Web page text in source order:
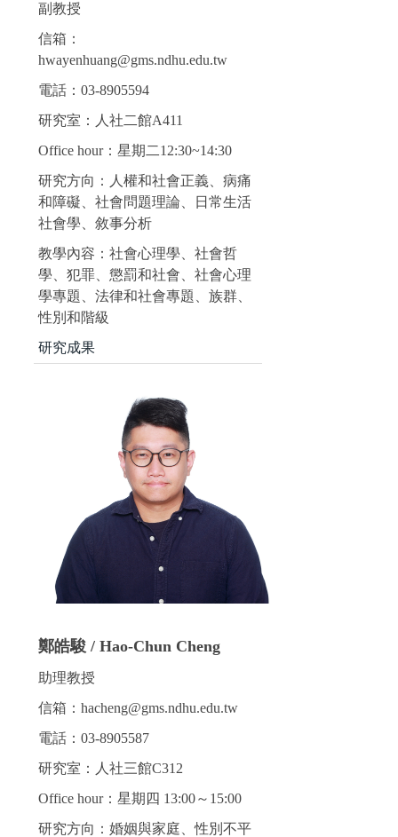
副教授
信箱：
hwayenhuang@gms.ndhu.edu.tw
電話：03-8905594
研究室：人社二館A411
Office hour：星期二12:30~14:30
研究方向：人權和社會正義、病痛
和障礙、社會問題理論、日常生活
社會學、敘事分析
教學內容：社會心理學、社會哲
學、犯罪、懲罰和社會、社會心理
學專題、法律和社會專題、族群、
性別和階級
研究成果
鄭皓駿 / Hao-Chun Cheng
助理教授
信箱：hacheng@gms.ndhu.edu.tw
電話：03-8905587
研究室：人社三館C312
Office hour：星期四 13:00～15:00
研究方向：婚姻與家庭、性別不平